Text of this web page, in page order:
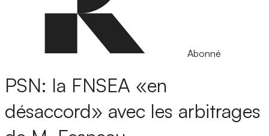
Abonné
PSN: la FNSEA «en
désaccord» avec les arbitrages